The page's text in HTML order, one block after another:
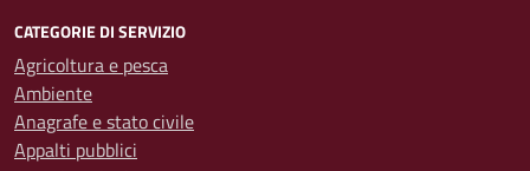
CATEGORIE DI SERVIZIO
Agricoltura e pesca
Ambiente
Anagrafe e stato civile
Appalti pubblici